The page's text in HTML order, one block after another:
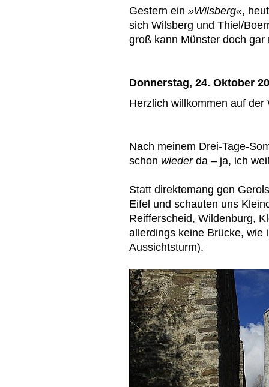
Gestern ein »Wilsberg«,
sich Wilsberg und Thiel/
groß kann Münster doch gar
Donnerstag, 24. Oktober
Herzlich willkommen auf der
Nach meinem Drei-Tage-
schon wiederda – ja, ich
Statt direktemang gen
Eifel und schauten uns
Reifferscheid, Wildenburg,
allerdings keine Brücke, wie
Aussichtsturm).